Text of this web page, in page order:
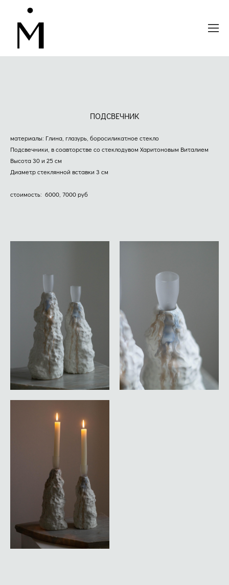
ПОДСВЕЧНИК
материалы: Глина, глазурь, боросиликатное стекло
Подсвечники, в соавторстве со стеклодувом Харитоновым Виталием
Высота 30 и 25 см
Диаметр стеклянной вставки 3 см
стоимость: 6000, 7000 руб